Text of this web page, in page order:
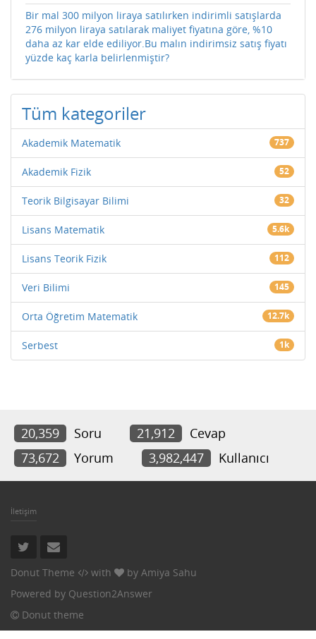
Bir mal 300 milyon liraya satılırken indirimli satışlarda
276 milyon liraya satılarak maliyet fiyatına göre, %10
daha az kar elde ediliyor.Bu malın indirimsiz satış fiyatı
yüzde kaç karla belirlenmiştir?
Tüm kategoriler
Akademik Matematik 737
Akademik Fizik 52
Teorik Bilgisayar Bilimi 32
Lisans Matematik 5.6k
Lisans Teorik Fizik 112
Veri Bilimi 145
Orta Öğretim Matematik 12.7k
Serbest 1k
20,359 Soru 21,912
Cevap
73,672
Yorum 3,982,447 Kullanıcı
İletişim
Donut Theme with by Amiya Sahu
Powered by Question2Answer
Donut theme